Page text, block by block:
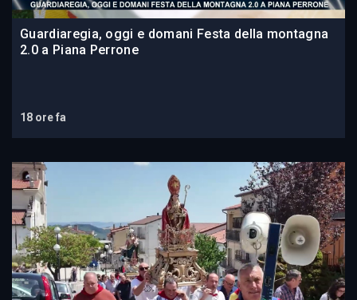
Guardiaregia, oggi e domani Festa della montagna
2.0 a Piana Perrone
18 ore fa